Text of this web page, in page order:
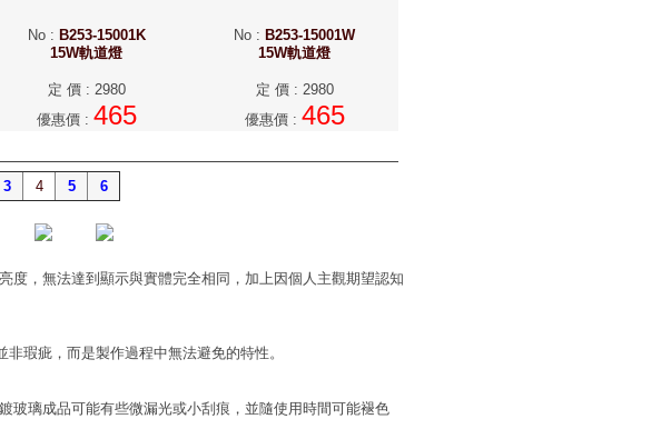
No: B253-15001K
15W軌道燈
定 價: 2980
優惠價: 465
No : B253-15001W
15W軌道燈
定 價: 2980
優惠價: 465
3 4 5 6
度，無法達到顯示與實體完全相同，加上因個人主觀期望認知
瑕疵，而是製作過程中無法避免的特性。
玻璃成品可能有些微漏光或小刮痕，並隨使用時間可能褪色